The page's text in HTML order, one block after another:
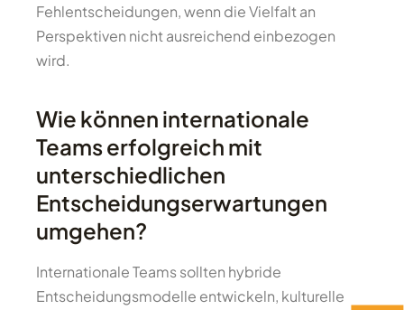
Fehlentscheidungen, wenn die Vielfalt an
Perspektiven nicht ausreichend einbezogen
wird.
Wie können internationale
Teams erfolgreich mit
unterschiedlichen
Entscheidungserwartungen
umgehen?
Internationale Teams sollten hybride
Entscheidungsmodelle entwickeln, kulturelle